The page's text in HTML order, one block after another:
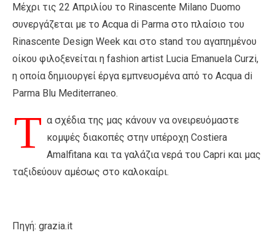
Μέχρι τις 22 Απριλίου το Rinascente Milano Duomo
συνεργάζεται με το Acqua di Parma στο πλαίσιο του
Rinascente Design Week και στο stand του αγαπημένου
οίκου φιλοξενείται η fashion artist Lucia Emanuela Curzi,
η οποία δημιουργεί έργα εμπνευσμένα από το Acqua di
Parma Blu Mediterraneo.
Τ α σχέδια της μας κάνουν να ονειρευόμαστε
κομψές διακοπές στην υπέροχη Costiera
Amalfitana και τα γαλάζια νερά του Capri και μας
ταξιδεύουν αμέσως στο καλοκαίρι.
Πηγή: grazia.it